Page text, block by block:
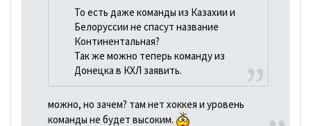
То есть даже команды из Казахии и
Белоруссии не спасут название
Континентальная?
Так же можно теперь команду из
Донецка в КХЛ заявить.
можно, но зачем? там нет хоккея и уровень
команды не будет высоким.